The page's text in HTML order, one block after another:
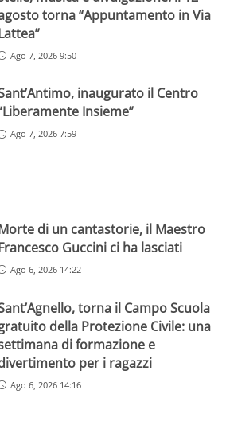
torna “Appuntamento in Via
Ago 7, 2026 9:50
inaugurato il Centro
Insieme”
Ago 7, 2026 7:59
di un cantastorie, il Maestro
Guccini ci ha lasciati
Ago 6, 2026 14:22
torna il Campo Scuola
della Protezione Civile: una
di formazione e
per i ragazzi
Ago 6, 2026 14:16